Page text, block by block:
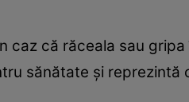
caz că răceala sau
sănătate şi